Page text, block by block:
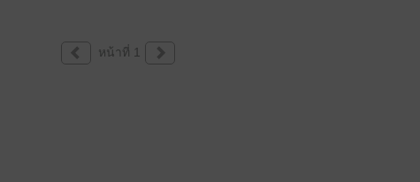
หน้าที่ 1